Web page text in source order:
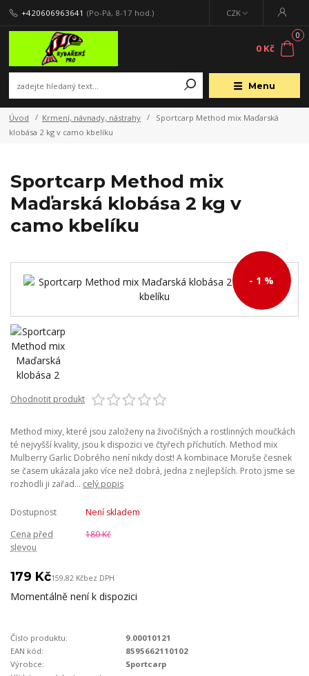
Menu
CZK
+420606963641 (Po-Pá, 8-17 hod.)
0
0 Kč
Úvod Krmení, návnady, nástrahy
Sportcarp Method mix Maďarská
klobása 2 kg v camo kbelíku
Sportcarp Method mix
Maďarská klobása 2 kg v
camo kbelíku
- 1 %
Ohodnotit produkt
Method mixy, které jsou založeny na živočišných a rostlinných moučkách
té nejvyšší kvality, jsou k dispozici ve čtyřech příchutích. Method mix
Mulberry Garlic Dobrého není nikdy dost! A kombinace Moruše česnek
se časem ukázala jako více než dobrá, jedna z nejlepších. Proto jsme se
rozhodli ji zařad... celý popis
Dostupnost
Není skladem
Cena před
slevou
180 Kč
179 Kč159,82 Kčbez DPH
Momentálně není k dispozici
Číslo produktu:
9.00010121
EAN kód:
8595662110102
Výrobce:
Sportcarp